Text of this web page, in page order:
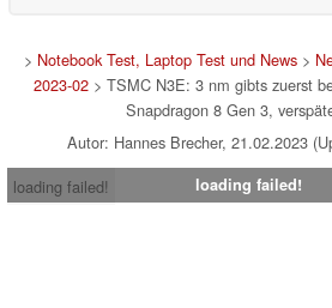
> Notebook Test, Laptop Test und News>
2023-02 > TSMC N3E: 3 nm gibts zuerst
Snapdragon 8 Gen 3,
Autor: Hannes Brecher, 21.02.2023
loading failed!
loading failed!